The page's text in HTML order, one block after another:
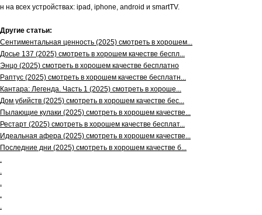
н на всех устройствах: ipad, iphone, android и smartTV.
Другие статьи:
Сентиментальная ценность (2025) смотреть в хорошем...
Досье 137 (2025) смотреть в хорошем качестве беспл...
Энцо (2025) смотреть в хорошем качестве бесплатно
Раптус (2025) смотреть в хорошем качестве бесплатн...
Кантара: Легенда. Часть 1 (2025) смотреть в хороше...
Дом убийств (2025) смотреть в хорошем качестве бес...
Пылающие кулаки (2025) смотреть в хорошем качестве...
Рестарт (2025) смотреть в хорошем качестве бесплат...
Идеальная афера (2025) смотреть в хорошем качестве...
Последние дни (2025) смотреть в хорошем качестве б...